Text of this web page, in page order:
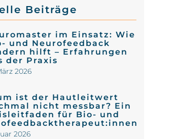
Beiträge
im Einsatz: Wie
und Neurofeedback
hilft – Erfahrungen
der Praxis
2026
ist der Hautleitwert
nicht messbar? Ein
für Bio- und
2026